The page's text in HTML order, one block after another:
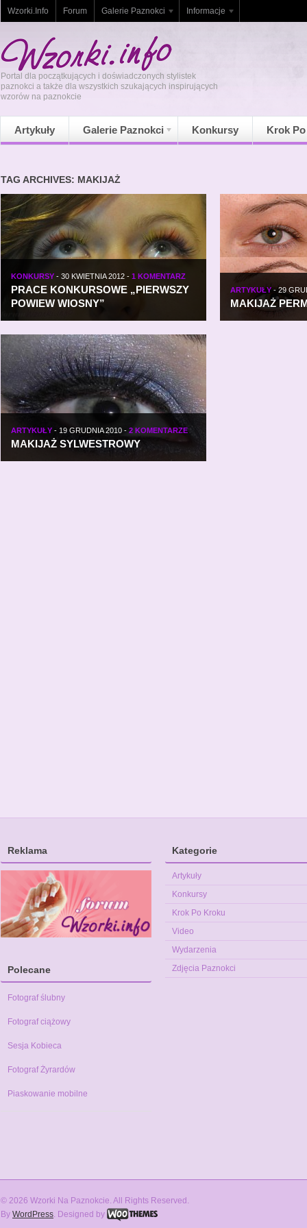
Wzorki.Info Forum Galerie Paznokci Informacje
Portal dla początkujących i doświadczonych stylistek
paznokci a także dla wszystkich szukających inspirujących
wzorów na paznokcie
Artykuły Galerie Paznokci Konkursy Krok
TAG ARCHIVES: MAKIJAŻ
KONKURSY - 30 KWIETNIA 2012 - 1 KOMENTARZ
PRACE KONKURSOWE „PIERWSZY
POWIEW WIOSNY”
ARTYKUŁY-29
MAKIJAŻ
ARTYKUŁY - 19 GRUDNIA 2010 - 2 KOMENTARZE
MAKIJAŻ SYLWESTROWY
Reklama
Polecane
Fotograf ślubny
Fotograf ciążowy
Sesja Kobieca
Fotograf Żyrardów
Piaskowanie mobilne
Kategorie
Artykuły
Konkursy
Krok Po Kroku
Video
Wydarzenia
Zdjęcia Paznokci
© 2026 Wzorki Na Paznokcie. All Rights Reserved.
By WordPress. Designed by